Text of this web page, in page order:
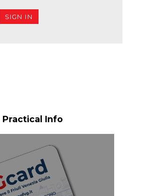
SIGN IN
Practical Info